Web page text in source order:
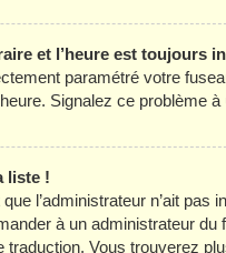
et l’heure est toujours
paramétré votre
Signalez ce problème
liste !
l’administrateur n’ait
à un administrateur du
traduction. Vous trouverez